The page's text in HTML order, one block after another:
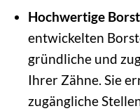
Hochwertige
entwickelten
gründliche und
Ihrer Zähne. Sie
zugängliche